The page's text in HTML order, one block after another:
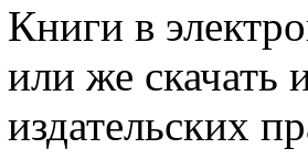
Книги в
или же скачать
издательских